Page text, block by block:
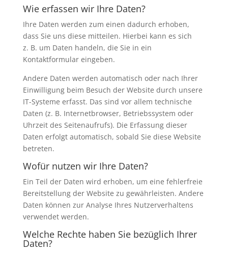
Wie erfassen wir Ihre Daten?
Ihre Daten werden zum einen dadurch erhoben,
dass Sie uns diese mitteilen. Hierbei kann es sich
z. B. um Daten handeln, die Sie in ein
Kontaktformular eingeben.
Andere Daten werden automatisch oder nach Ihrer
Einwilligung beim Besuch der Website durch unsere
IT-Systeme erfasst. Das sind vor allem technische
Daten (z. B. Internetbrowser, Betriebssystem oder
Uhrzeit des Seitenaufrufs). Die Erfassung dieser
Daten erfolgt automatisch, sobald Sie diese Website
betreten.
Wofür nutzen wir Ihre Daten?
Ein Teil der Daten wird erhoben, um eine fehlerfreie
Bereitstellung der Website zu gewährleisten. Andere
Daten können zur Analyse Ihres Nutzerverhaltens
verwendet werden.
Welche Rechte haben Sie bezüglich Ihrer
Daten?